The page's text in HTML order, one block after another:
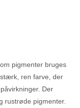
pigmenter bruges
ren farve, der
Der
rustrøde pigmenter.